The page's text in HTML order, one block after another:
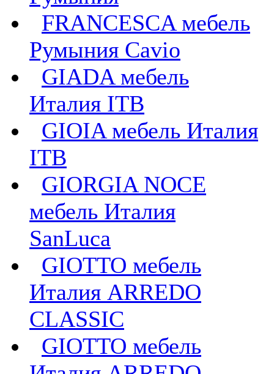
FRANCESCA мебель
Румыния Cavio
GIADA мебель
Италия ITB
GIOIA мебель Италия
ITB
GIORGIA NOCE
мебель Италия
SanLuca
GIOTTO мебель
Италия ARREDO
CLASSIC
GIOTTO мебель